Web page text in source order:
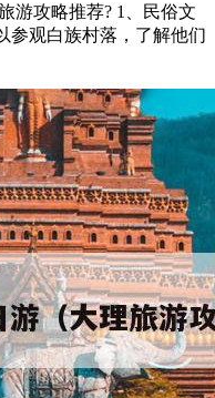
游攻略推荐? 1、民俗文
参观白族村落，了解他们